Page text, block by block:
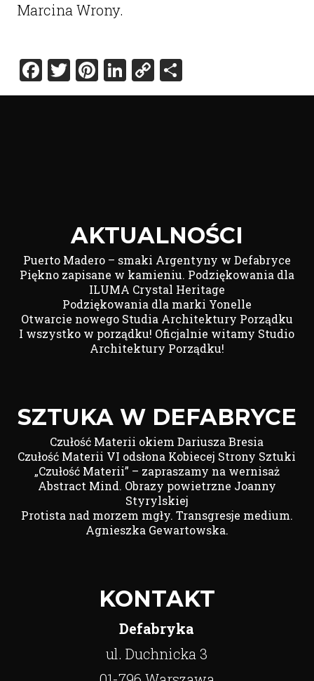
Marcina Wrony.
Facebook
Twitter
Pinterest
LinkedIn
Copy
Link
Share
AKTUALNOŚCI
Puerto Madero – smaki Argentyny w Defabryce
Piękno zapisane w kamieniu. Podziękowania dla
ILUMA Crystal Heritage
Podziękowania dla marki Yonelle
Otwarcie nowego Studia Architektury Porządku
I wszystko w porządku! Oficjalnie witamy Studio
Architektury Porządku!
SZTUKA W DEFABRYCE
Czułość Materii okiem Dariusza Bresia
Czułość Materii VI odsłona Kobiecej Strony Sztuki
„Czułość Materii” – zapraszamy na wernisaż
Abstract Mind. Obrazy powietrzne Joanny
Styrylskiej
Protista nad morzem mgły. Transgresje medium.
Agnieszka Gewartowska.
KONTAKT
Defabryka
ul. Duchnicka 3